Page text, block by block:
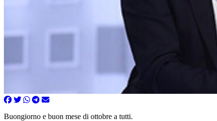
Buongiorno e buon mese di ottobre a tutti.